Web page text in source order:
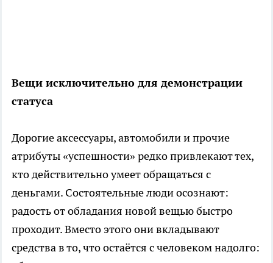
Вещи исключительно для демонстрации
статуса
Дорогие аксессуары, автомобили и прочие
атрибуты «успешности» редко привлекают тех,
кто действительно умеет обращаться с
деньгами. Состоятельные люди осознают:
радость от обладания новой вещью быстро
проходит. Вместо этого они вкладывают
средства в то, что остаётся с человеком надолго: